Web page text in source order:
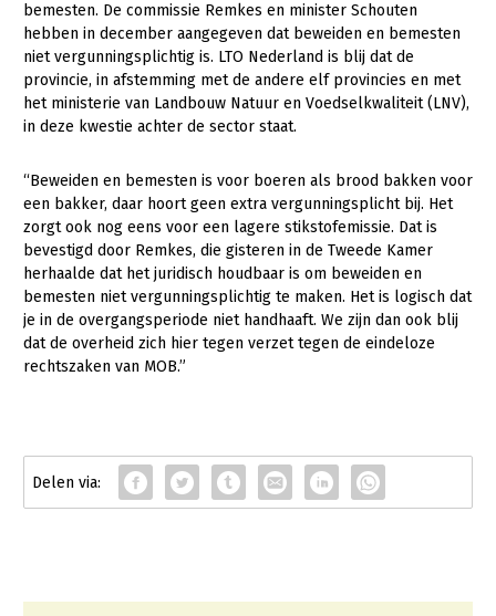
Gezonde dieren
Natuur, klimaat en energie
Bodem en water
Mens, ondernemerschap en onderwijs
Internationaal
Sectoren
Dier
Biologische Landbouw
Konijnenhouderij
Melkveehouderij
bemesten. De commissie Remkes en minister Schouten
hebben in december aangegeven dat beweiden en bemesten
niet vergunningsplichtig is. LTO Nederland is blij dat de
provincie, in afstemming met de andere elf provincies en met
het ministerie van Landbouw Natuur en Voedselkwaliteit (LNV),
in deze kwestie achter de sector staat.
“Beweiden en bemesten is voor boeren als brood bakken voor
een bakker, daar hoort geen extra vergunningsplicht bij. Het
zorgt ook nog eens voor een lagere stikstofemissie. Dat is
bevestigd door Remkes, die gisteren in de Tweede Kamer
herhaalde dat het juridisch houdbaar is om beweiden en
bemesten niet vergunningsplichtig te maken. Het is logisch dat
je in de overgangsperiode niet handhaaft. We zijn dan ook blij
dat de overheid zich hier tegen verzet tegen de eindeloze
rechtszaken van MOB.”